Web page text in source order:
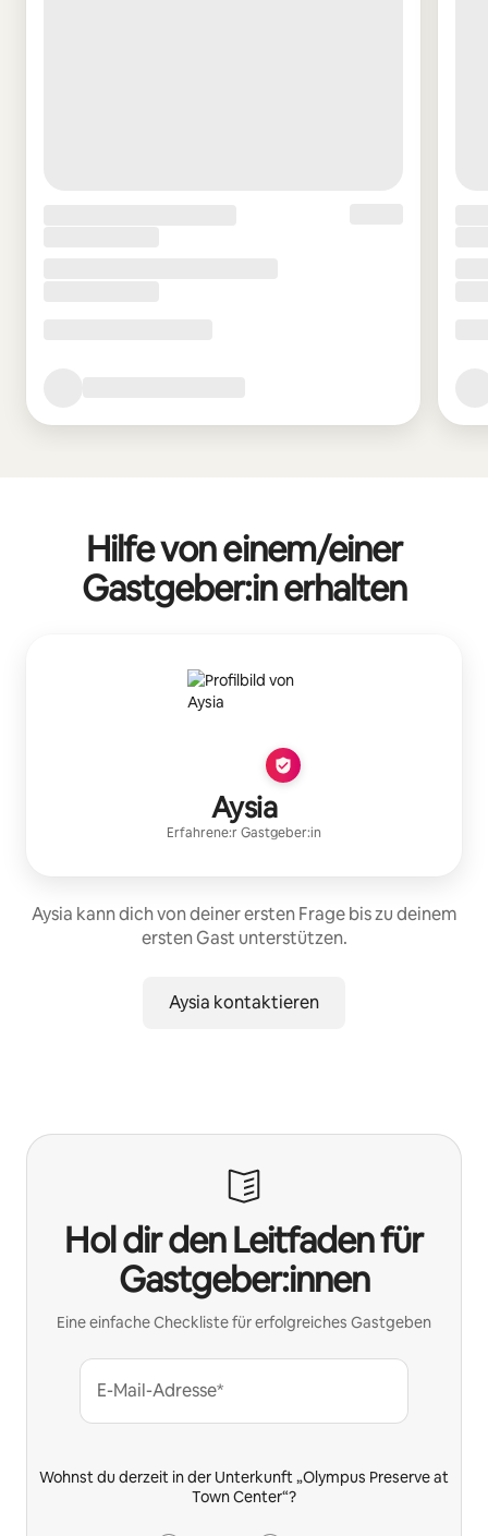
Hilfe von einem/einer
Gastgeber:in erhalten
Aysia
Erfahrene:r Gastgeber:in
Aysia kann dich von deiner ersten Frage bis zu deinem
ersten Gast unterstützen.
Aysia kontaktieren
Hol dir den Leitfaden für
Gastgeber:innen
Eine einfache Checkliste für erfolgreiches Gastgeben
E-Mail-Adresse*
Wohnst du derzeit in der Unterkunft „Olympus Preserve at
Town Center“?